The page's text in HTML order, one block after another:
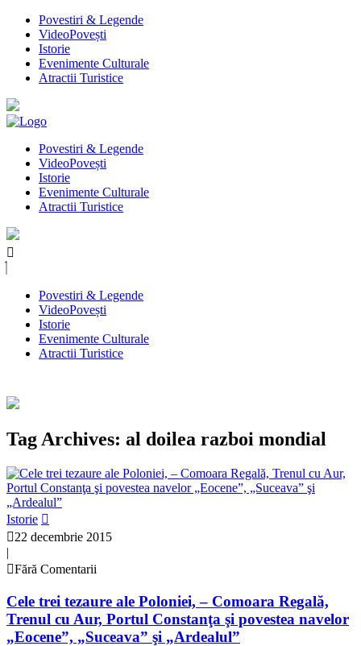
Povestiri & Legende
VideoPovești
Istorie
Evenimente Culturale
Atractii Turistice
Povestiri & Legende
VideoPovești
Istorie
Evenimente Culturale
Atractii Turistice
Povestiri & Legende
VideoPovești
Istorie
Evenimente Culturale
Atractii Turistice
Tag Archives: al doilea razboi mondial
Istorie
22 decembrie 2015
|
Fără Comentarii
Cele trei tezaure ale Poloniei, – Comoara Regală,
Trenul cu Aur, Portul Constanţa şi povestea navelor
„Eocene”, „Suceava” şi „Ardealul”